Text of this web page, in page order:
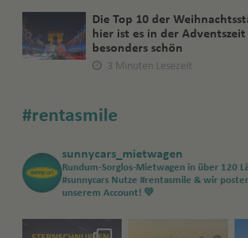
Die Top 10 der
hier ist es in der Adventszeit
besonders schön
3 Minuten Lesezeit
#rentasmile
sunnycars_mietwagen
Rundum-Sorglos-Mietwagen in über 120
#sunnycars Nutze #rentasmile & wir
unserem Account! 💛